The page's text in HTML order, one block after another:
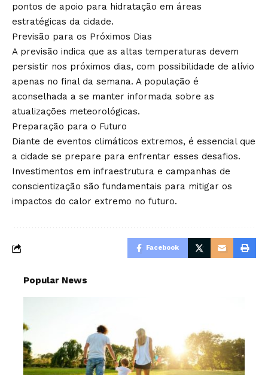
pontos de apoio para hidratação em áreas
estratégicas da cidade.
Previsão para os Próximos Dias
A previsão indica que as altas temperaturas devem
persistir nos próximos dias, com possibilidade de alívio
apenas no final da semana. A população é
aconselhada a se manter informada sobre as
atualizações meteorológicas.
Preparação para o Futuro
Diante de eventos climáticos extremos, é essencial que
a cidade se prepare para enfrentar esses desafios.
Investimentos em infraestrutura e campanhas de
conscientização são fundamentais para mitigar os
impactos do calor extremo no futuro.
Facebook
Popular News